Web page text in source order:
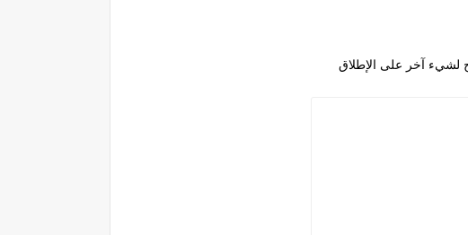
لشيء آخر على الإطلاق